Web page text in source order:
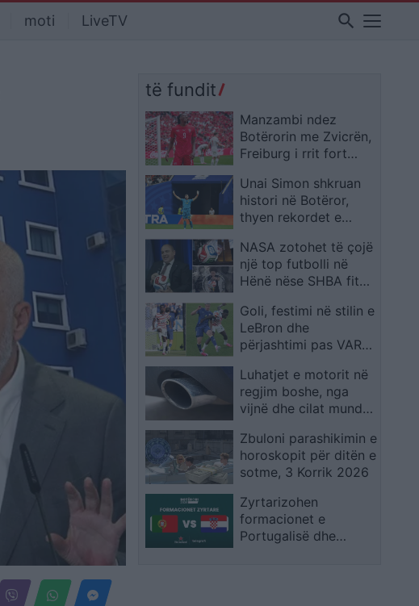
moti LiveTV search
të fundit
Manzambi ndez
Botërorin me Zvicrën,
Freiburg i rrit fort
Unai Simon shkruan
histori në Botëror,
thyen rekordet e
NASA zotohet të çojë
një top futbolli në
Hënë nëse SHBA fiton
Goli, festimi në stilin e
LeBron dhe
përjashtimi pas VAR-
bë menjëherë i njohur
në SHBA
Luhatjet e motorit në
regjim boshe, nga
vijnë dhe cilat mund
Zbuloni parashikimin e
horoskopit për ditën e
sotme, 3 Korrik 2026
Zyrtarizohen
formacionet e
Portugalisë dhe